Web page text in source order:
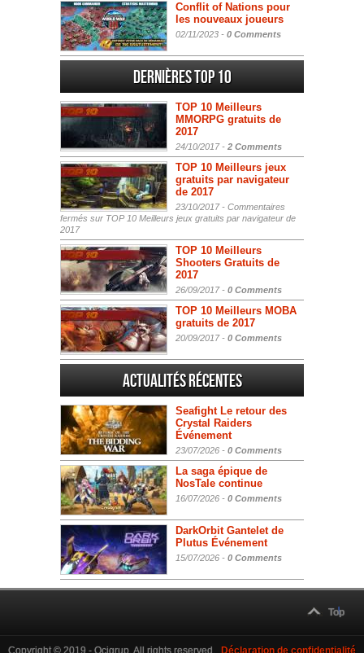
Conflit of Nations pour
les nouveaux joueurs
02/11/2023 - 0 Comments
Dernières Top 10
TOP 10 Meilleurs
MMORPG gratuits de
2017
24/10/2017 - 2 Comments
TOP 10 Meilleurs jeux
gratuits par navigateur
de 2017
23/10/2017 - Commentaires
fermés sur TOP 10 Meilleurs jeux gratuits par navigateur de
2017
TOP 10 Meilleurs
Shooters Gratuits de
2017
26/09/2017 - 0 Comments
TOP 10 Meilleurs MOBA
gratuits de 2017
20/09/2017 - 0 Comments
Actualités Récentes
Seafight Le retour des
Crystal Raiders
Événement
23/07/2026 - 0 Comments
La saga épique de
NosTale continue
16/07/2026 - 0 Comments
DarkOrbit Gantelet de
Plutus Événement
15/07/2026 - 0 Comments
Top